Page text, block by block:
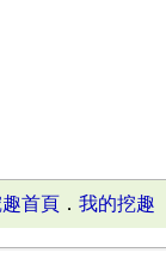
首頁 ．我的挖趣